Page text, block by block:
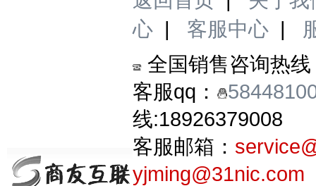
心 | 客服中心 |
全国销售咨询热线
客服qq：
线:18926379008
客服邮箱：
yjming@31nic.com